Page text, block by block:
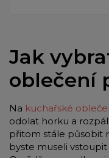
Jak
oblečení
Na kuchařské
odolat horku a
přitom stále působit
byste museli